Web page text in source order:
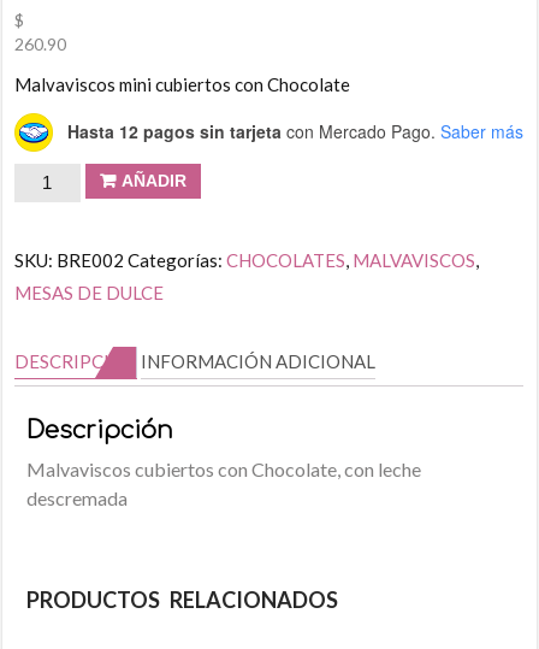
$
260.90
Malvaviscos mini cubiertos con Chocolate
Hasta 12 pagos sin tarjeta con Mercado Pago. Saber más
AÑADIR
SKU: BRE002 Categorías:CHOCOLATES, MALVAVISCOS,
MESAS DE DULCE
DESCRIPCIÓN INFORMACIÓN ADICIONAL
Descripción
Malvaviscos cubiertos con Chocolate, con leche
descremada
PRODUCTOS RELACIONADOS